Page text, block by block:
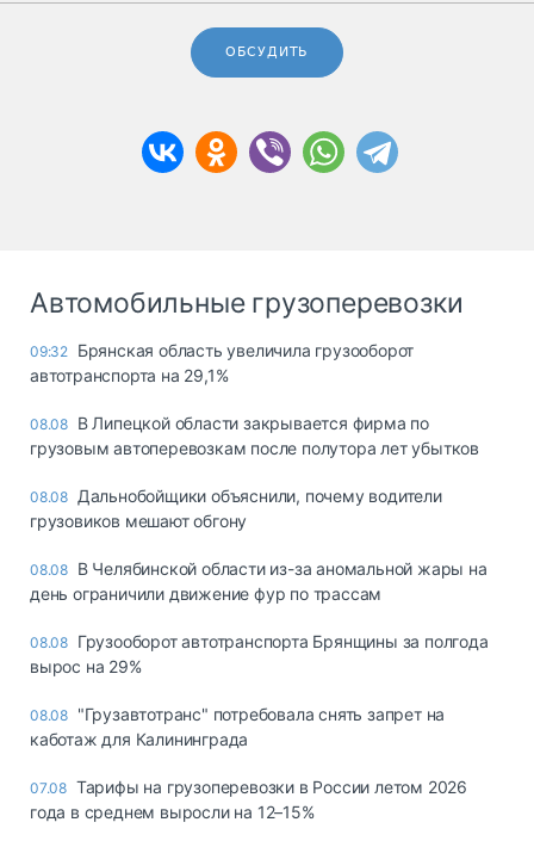
ОБСУДИТЬ
Автомобильные грузоперевозки
09:32 Брянская область увеличила грузооборот
автотранспорта на 29,1%
08.08 В Липецкой области закрывается фирма по
грузовым автоперевозкам после полутора лет убытков
08.08 Дальнобойщики объяснили, почему водители
грузовиков мешают обгону
08.08 В Челябинской области из-за аномальной жары на
день ограничили движение фур по трассам
08.08 Грузооборот автотранспорта Брянщины за полгода
вырос на 29%
08.08 "Грузавтотранс" потребовала снять запрет на
каботаж для Калининграда
07.08 Тарифы на грузоперевозки в России летом 2026
года в среднем выросли на 12–15%